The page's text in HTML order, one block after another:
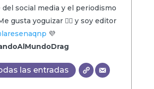
del social media y el periodismo
gusta yoguizar 🧘‍♂️ y soy editor
💜
las entradas